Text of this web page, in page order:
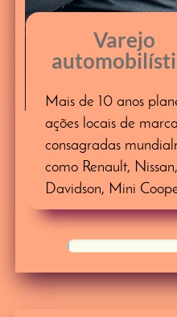
Mais de 10 anos
ações locais de
consagradas
como Renault,
Davidson, Mini
Varejo